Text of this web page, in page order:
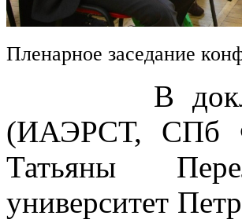
Пленарное заседание
В докладах
(ИАЭРСТ, СПб
Татьяны
университет